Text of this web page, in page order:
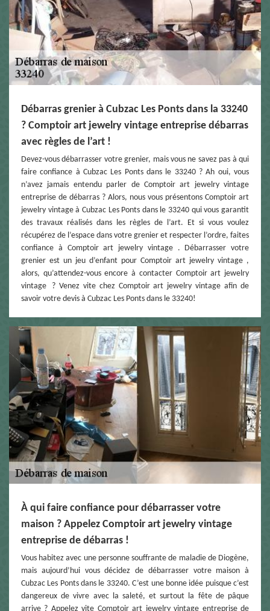
Débarras grenier à Cubzac Les Ponts dans la 33240
? Comptoir art jewelry vintage entreprise débarras
avec règles de l’art !
Devez-vous débarrasser votre grenier, mais vous ne savez pas à qui
faire confiance à Cubzac Les Ponts dans le 33240 ? Ah oui, vous
n’avez jamais entendu parler de Comptoir art jewelry vintage
entreprise de débarras ? Alors, nous vous présentons Comptoir art
jewelry vintage à Cubzac Les Ponts dans le 33240 qui vous garantit
des travaux réalisés dans les règles de l’art. Et si vous voulez
récupérez de l’espace dans votre grenier et respecter l’ordre, faites
confiance à Comptoir art jewelry vintage . Débarrasser votre
grenier est un jeu d’enfant pour Comptoir art jewelry vintage ,
alors, qu’attendez-vous encore à contacter Comptoir art jewelry
vintage ? Venez vite chez Comptoir art jewelry vintage afin de
savoir votre devis à Cubzac Les Ponts dans le 33240!
À qui faire confiance pour débarrasser votre
maison ? Appelez Comptoir art jewelry vintage
entreprise de débarras !
Vous habitez avec une personne souffrante de maladie de Diogène,
mais aujourd’hui vous décidez de débarrasser votre maison à
Cubzac Les Ponts dans le 33240. C’est une bonne idée puisque c’est
dangereux de vivre avec la saleté, et surtout la fête de pâque
arrive ? Appelez vite Comptoir art jewelry vintage entreprise de